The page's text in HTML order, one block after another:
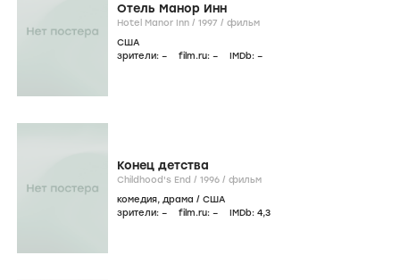
Отель Манор Инн
Hotel Manor Inn / 1997 / фильм
США
зрители: – film.ru: – IMDb: –
Конец детства
Childhood's End / 1996 / фильм
комедия, драма / США
зрители: – film.ru: – IMDb: 4,3